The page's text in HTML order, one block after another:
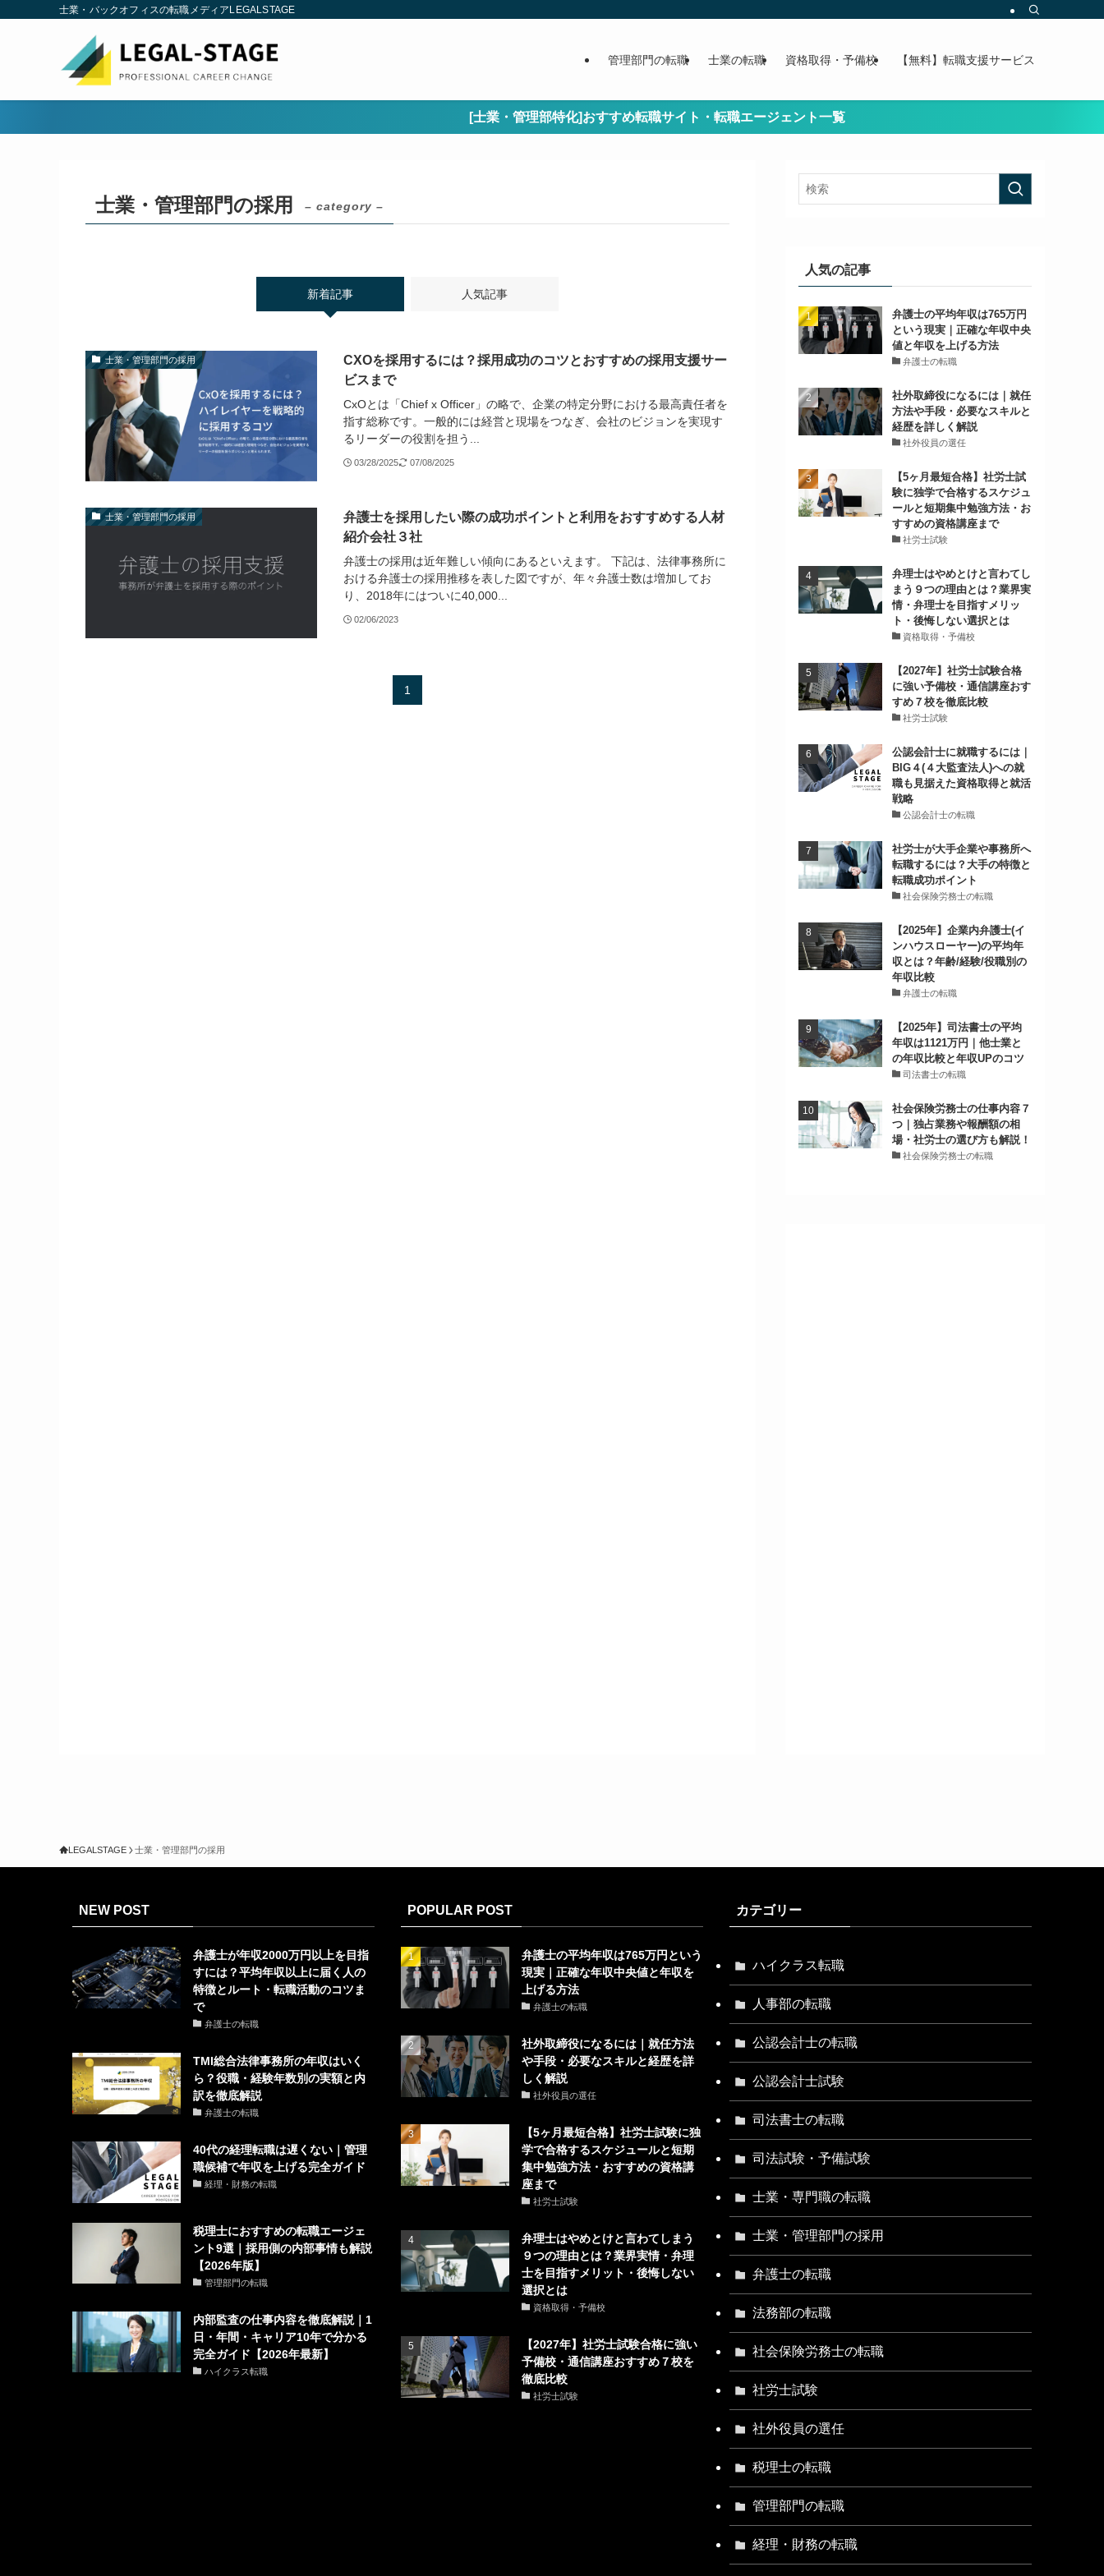
士業・バックオフィスの転職メディアLEGALSTAGE
管理部門の転職 士業の転職 資格取得・予備校 【無料】転職支援サービス
[士業・管理部特化]おすすめ転職サイト・転職エージェント一覧
士業・管理部門の採用 – category –
新着記事 人気記事
士業・管理部門の採用
CXOを採用するには？採用成功のコツとおすすめの採用支援サー
ビスまで
CxOとは「Chief x Officer」の略で、企業の特定分野における最高責任者を
指す総称です。一般的には経営と現場をつなぎ、会社のビジョンを実現す
るリーダーの役割を担う...
03/28/2025 07/08/2025
士業・管理部門の採用
弁護士を採用したい際の成功ポイントと利用をおすすめする人材
紹介会社３社
弁護士の採用は近年難しい傾向にあるといえます。 下記は、法律事務所に
おける弁護士の採用推移を表した図ですが、年々弁護士数は増加してお
り、2018年にはついに40,000...
02/06/2023
1
人気の記事
弁護士の平均年収は765万円
という現実｜正確な年収中央
値と年収を上げる方法
弁護士の転職
社外取締役になるには｜就任
方法や手段・必要なスキルと
経歴を詳しく解説
社外役員の選任
【5ヶ月最短合格】社労士試
験に独学で合格するスケジュ
ールと短期集中勉強方法・お
すすめの資格講座まで
社労士試験
弁理士はやめとけと言わてし
まう９つの理由とは？業界実
情・弁理士を目指すメリッ
ト・後悔しない選択とは
資格取得・予備校
【2027年】社労士試験合格
に強い予備校・通信講座おす
すめ７校を徹底比較
社労士試験
公認会計士に就職するには｜
BIG４(４大監査法人)への就
職も見据えた資格取得と就活
戦略
公認会計士の転職
社労士が大手企業や事務所へ
転職するには？大手の特徴と
転職成功ポイント
社会保険労務士の転職
【2025年】企業内弁護士(イ
ンハウスローヤー)の平均年
収とは？年齢/経験/役職別の
年収比較
弁護士の転職
【2025年】司法書士の平均
年収は1121万円｜他士業と
の年収比較と年収UPのコツ
司法書士の転職
社会保険労務士の仕事内容７
つ｜独占業務や報酬額の相
場・社労士の選び方も解説！
社会保険労務士の転職
LEGALSTAGE 士業・管理部門の採用
NEW POST
弁護士が年収2000万円以上を目指
すには？平均年収以上に届く人の
特徴とルート・転職活動のコツま
で
弁護士の転職
TMI総合法律事務所の年収はいく
ら？役職・経験年数別の実額と内
訳を徹底解説
弁護士の転職
40代の経理転職は遅くない｜管理
職候補で年収を上げる完全ガイド
経理・財務の転職
税理士におすすめの転職エージェ
ント9選｜採用側の内部事情も解説
【2026年版】
管理部門の転職
内部監査の仕事内容を徹底解説｜1
日・年間・キャリア10年で分かる
完全ガイド【2026年最新】
ハイクラス転職
POPULAR POST
弁護士の平均年収は765万円という
現実｜正確な年収中央値と年収を
上げる方法
弁護士の転職
社外取締役になるには｜就任方法
や手段・必要なスキルと経歴を詳
しく解説
社外役員の選任
【5ヶ月最短合格】社労士試験に独
学で合格するスケジュールと短期
集中勉強方法・おすすめの資格講
座まで
社労士試験
弁理士はやめとけと言わてしまう
９つの理由とは？業界実情・弁理
士を目指すメリット・後悔しない
選択とは
資格取得・予備校
【2027年】社労士試験合格に強い
予備校・通信講座おすすめ７校を
徹底比較
社労士試験
カテゴリー
ハイクラス転職
人事部の転職
公認会計士の転職
公認会計士試験
司法書士の転職
司法試験・予備試験
士業・専門職の転職
士業・管理部門の採用
弁護士の転職
法務部の転職
社会保険労務士の転職
社労士試験
社外役員の選任
税理士の転職
管理部門の転職
経理・財務の転職